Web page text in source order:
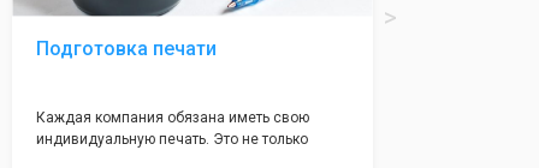
Подготовка печати
Каждая компания обязана иметь свою
индивидуальную печать. Это не только